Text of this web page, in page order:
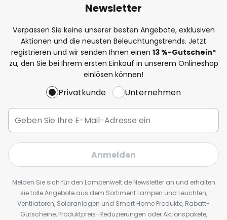
Newsletter
Verpassen Sie keine unserer besten Angebote, exklusiven
Aktionen und die neusten Beleuchtungstrends. Jetzt
registrieren und wir senden Ihnen einen 13 %-Gutschein*
zu, den Sie bei Ihrem ersten Einkauf in unserem Onlineshop
einlösen können!
Privatkunde Unternehmen
Anmelden
Melden Sie sich für den Lampenwelt.de Newsletter an und erhalten
sie tolle Angebote aus dem Sortiment Lampen und Leuchten,
Ventilatoren, Solaranlagen und Smart Home Produkte, Rabatt-
Gutscheine, Produktpreis-Reduzierungen oder Aktionspakete,